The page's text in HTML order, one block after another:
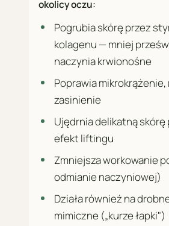
okolicy oczu:
Pogrubia skórę przez
kolagenu — mniej
naczynia krwionośne
Poprawia
zasinienie
Ujędrnia delikatną
efekt liftingu
Zmniejsza workowanie
odmianie naczyniowej)
Działa również na
mimiczne („kurze łapki")